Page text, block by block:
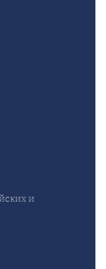
и